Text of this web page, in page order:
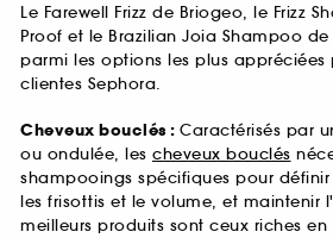
Le Farewell Frizz de Briogeo, le Frizz
Proof et le Brazilian Joia Shampoo
parmi les options les plus appréciées
clientes Sephora.
Cheveux bouclés : Caractérisés par
ou ondulée, les cheveux bouclés
shampooings spécifiques pour
les frisottis et le volume, et maintenir
meilleurs produits sont ceux riches en